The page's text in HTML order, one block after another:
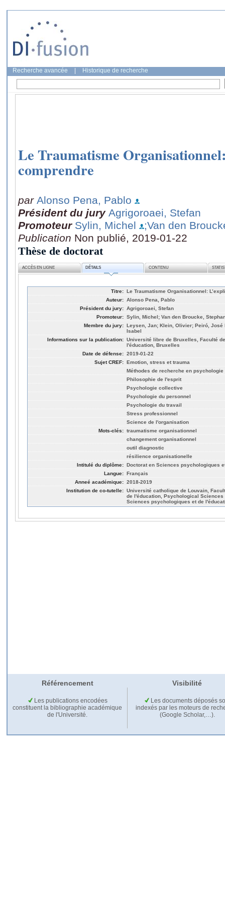
Recherche avancée Historique de recherche
Le Traumatisme
comprendre
par Alonso Pena, Pablo
Président du jury Agrigoroaei, Stefan
Promoteur Sylin, Michel
;Van den
Publication Non publié, 2019-01-22
Thèse de doctorat
ACCÈS EN LIGNE DÉTAILS CONTENU
Titre: Le Traumatisme Organisationnel:
Auteur: Alonso Pena, Pablo
Président du jury: Agrigoroaei, Stefan
Promoteur: Sylin, Michel; Van den Broucke,
Membre du jury: Leysen, Jan; Klein, Olivier; Peiró, José
Isabel
Informations sur la publication: Université libre de Bruxelles, Faculté
l'éducation, Bruxelles
Date de défense: 2019-01-22
Sujet CREF: Emotion, stress et trauma
Méthodes de recherche en psychologie
Philosophie de l'esprit
Psychologie collective
Psychologie du personnel
Psychologie du travail
Stress professionnel
Science de l'organisation
Mots-clés: traumatisme organisationnel
changement organisationnel
outil diagnostic
résilience organisationelle
Intitulé du diplôme: Doctorat en Sciences psychologiques
Langue: Français
Anneé académique: 2018-2019
Institution de co-tutelle: Université catholique de Louvain,
de l'éducation, Psychological Sciences
Sciences psychologiques et de
Référencement Visibilité
Les publications encodées
constituent la bibliographie académique
de l'Université.
Les documents déposés
indexés par les moteurs de
(Google Scholar,…).